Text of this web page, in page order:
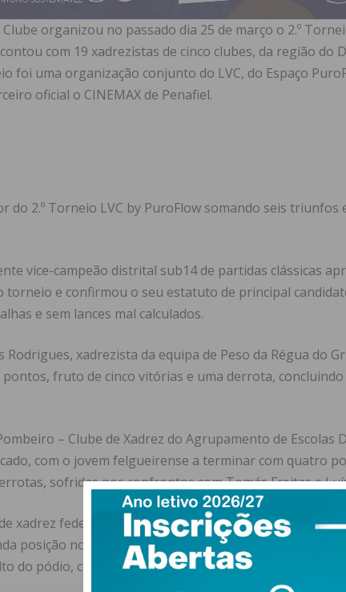
organizou no passado dia 25 de março o 2.º
com 19 xadrezistas de cinco clubes, da região do
foi uma organização conjunto do LVC, do Espaço
oficial o CINEMAX de Penafiel.
do 2.º Torneio LVC by PuroFlow somando seis triunfos
vice-campeão distrital sub14 de partidas clássicas
torneio e confirmou o seu estatuto de principal
e sem lances mal calculados.
Rodrigues, xadrezista da equipa de Peso da Régua do
pontos, fruto de cinco vitórias e uma derrota,
– Clube de Xadrez do Agrupamento de Escolas
com o jovem felgueirense a terminar com quatro
sofridas nos confrontos com Tomás Freitas e
xadrez federado organizado pelo Lousada Voleibol
posição no primeiro torneio organizado em janeiro
do pódio, comprovando o seu percurso ascensional no